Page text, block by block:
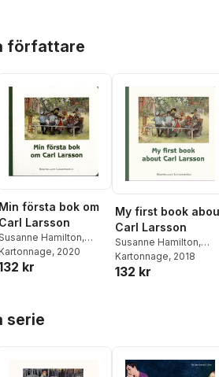
författare
Min första bok om
Carl Larsson
Hamilton,
Caroline Karlström
Kartonnage, 2020
kr
My first book
Carl Larsson
Susanne Hamilton,
Caroline Karlström
Kartonnage, 2018
132 kr
serie